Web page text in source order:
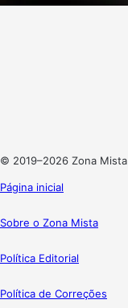
© 2019–2026 Zona
Página inicial
Sobre o Zona Mista
Política Editorial
Política de Correções